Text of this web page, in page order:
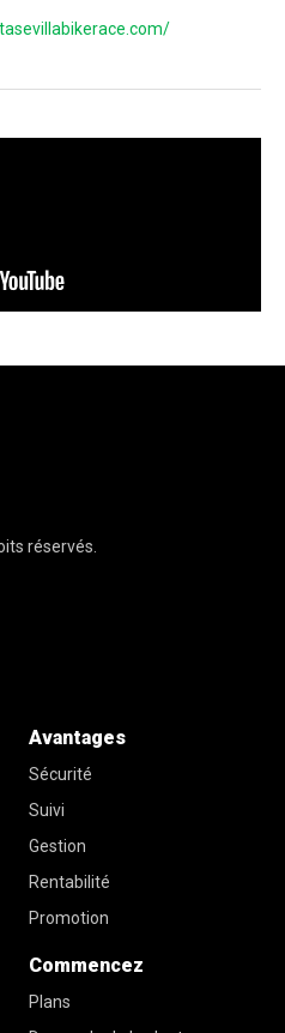
réservés.
Avantages
Sécurité
Suivi
Gestion
Rentabilité
Promotion
Commencez
Plans